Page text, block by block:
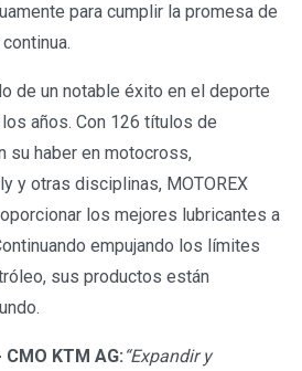
para cumplir la promesa de
de un notable éxito en el deporte
años. Con 126 títulos de
su haber en motocross,
y otras disciplinas, MOTOREX
los mejores lubricantes a
empujando los límites
sus productos están
KTM AG: “Expandir y